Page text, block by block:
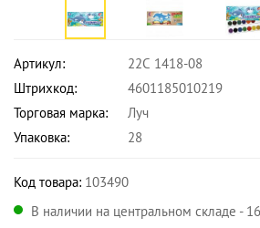
Артикул:
22С 1418-08
Штрихкод:
4601185010219
Торговая марка:
Луч
Упаковка:
28
Код товара: 103490
В наличии на центральном складе -